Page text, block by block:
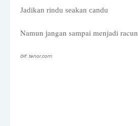
Jadikan rindu seakan candu
Namun jangan sampai menjadi racun
Gif: tenor.com